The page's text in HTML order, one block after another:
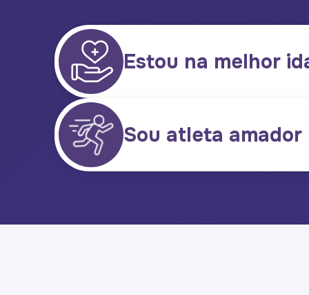
Estou na melhor
Sou atleta amador